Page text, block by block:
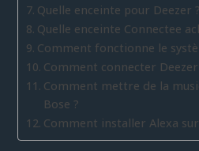
Quelle enceinte pour Deezer ?
Quelle enceinte Connectee
Comment fonctionne le
Comment connecter
Comment mettre de la
Bose ?
Comment installer Alexa sur